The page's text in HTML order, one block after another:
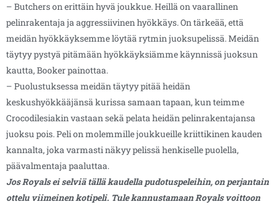
– Butchers on erittäin hyvä joukkue. Heillä on vaarallinen
pelinrakentaja ja aggressiivinen hyökkäys. On tärkeää, että
meidän hyökkäyksemme löytää rytmin juoksupelissä. Meidän
täytyy pystyä pitämään hyökkäyksiämme käynnissä juoksun
kautta, Booker painottaa.
– Puolustuksessa meidän täytyy pitää heidän
keskushyökkääjänsä kurissa samaan tapaan, kun teimme
Crocodilesiakin vastaan sekä pelata heidän pelinrakentajansa
juoksu pois. Peli on molemmille joukkueille kriittikinen kauden
kannalta, joka varmasti näkyy pelissä henkiselle puolella,
päävalmentaja paaluttaa.
Jos Royals ei selviä tällä kaudella pudotuspeleihin, on perjantain
ottelu viimeinen kotipeli. Tule kannustamaan Royals voittoon